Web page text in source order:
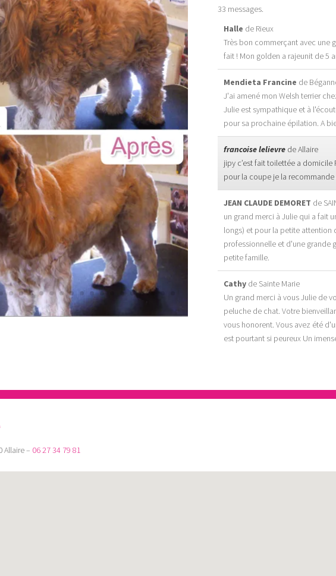
33 messages.
Halle de Rieux
Très bon commerçant avec une
fait ! Mon golden a rajeunit de 5
Mendieta Francine de
J'ai amené mon Welsh terrier
Julie est sympathique et à
pour sa prochaine épilation. A
francoise lelievre deAllaire
jipy c’est fait toilettée a domicile
pour la coupe je la
JEAN CLAUDE DEMORET de
un grand merci à Julie qui a fait
longs) et pour la petite attention
professionnelle et d'une grande
petite famille.
Cathy de Sainte Marie
Un grand merci à vous Julie de
peluche de chat. Votre
vous honorent. Vous avez été
est pourtant si peureux Un
Allaire – 06 27 34 79 81